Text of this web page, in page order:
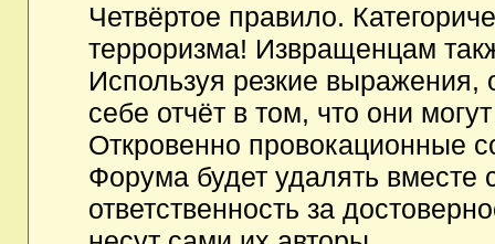
Четвёртое правило.
терроризма! Извращенцам
Используя резкие выражения,
себе отчёт в том, что они
Откровенно провокационные
Форума будет удалять вместе
ответственность за